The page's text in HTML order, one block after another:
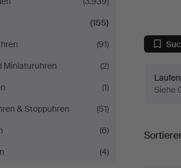
(155)
(91)
Miniaturuhren
(2)
(1)
& Stoppuhren
(51)
(6)
(4)
Siehe